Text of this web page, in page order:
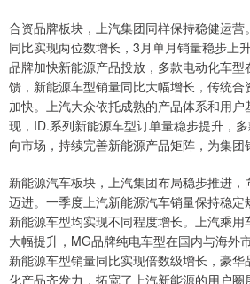
合资品牌板块，上汽集团同样保持稳健运
同比实现两位数增长，3月单月销量稳步上
品牌加快新能源产品投放，多款电动化车型
馈，新能源车型销量同比大幅增长，传统
加快。上汽大众依托成熟的产品体系和用
现，ID.系列新能源车型订单量稳步提升，
向市场，持续完善新能源产品矩阵，为集团
新能源汽车板块，上汽集团布局稳步推进，
迈进。一季度上汽新能源汽车销量保持稳定
新能源车型均实现不同程度增长。上汽乘
大幅提升，MG品牌纯电车型在国内与海外
新能源车型销量同比实现倍数级增长，豪
化产品齐发力，拓宽了上汽新能源的用户圈